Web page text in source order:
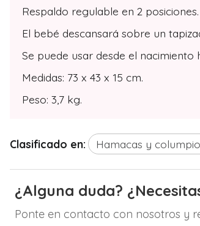
Respaldo regulable en 2 posiciones.
El bebé descansará sobre un
Se puede usar desde el nacimiento
Medidas: 73 x 43 x 15 cm.
Peso: 3,7 kg.
Clasificado en: Hamacas y
¿Alguna duda?
Ponte en contacto con nosotros y